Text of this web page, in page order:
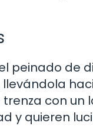
peinado de
con un
quieren